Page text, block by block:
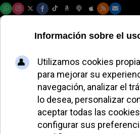
El Vaticano
Palacio de